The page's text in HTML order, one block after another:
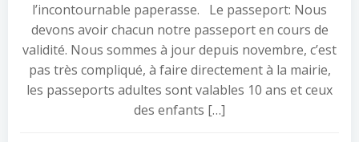
l’incontournable paperasse. Le passeport: Nous
devons avoir chacun notre passeport en cours de
validité. Nous sommes à jour depuis novembre, c’est
pas très compliqué, à faire directement à la mairie,
les passeports adultes sont valables 10 ans et ceux
des enfants […]